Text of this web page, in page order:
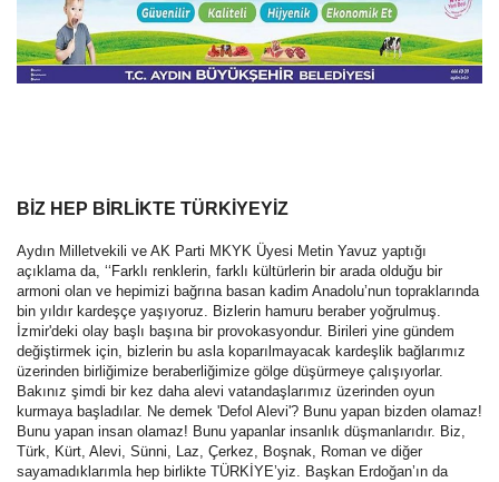
BİZ HEP BİRLİKTE TÜRKİYEYİZ
Aydın Milletvekili ve AK Parti MKYK Üyesi Metin Yavuz yaptığı
açıklama da, ‘‘Farklı renklerin, farklı kültürlerin bir arada olduğu bir
armoni olan ve hepimizi bağrına basan kadim Anadolu’nun topraklarında
bin yıldır kardeşçe yaşıyoruz. Bizlerin hamuru beraber yoğrulmuş.
İzmir'deki olay başlı başına bir provokasyondur. Birileri yine gündem
değiştirmek için, bizlerin bu asla koparılmayacak kardeşlik bağlarımız
üzerinden birliğimize beraberliğimize gölge düşürmeye çalışıyorlar.
Bakınız şimdi bir kez daha alevi vatandaşlarımız üzerinden oyun
kurmaya başladılar. Ne demek 'Defol Alevi'? Bunu yapan bizden olamaz!
Bunu yapan insan olamaz! Bunu yapanlar insanlık düşmanlarıdır. Biz,
Türk, Kürt, Alevi, Sünni, Laz, Çerkez, Boşnak, Roman ve diğer
sayamadıklarımla hep birlikte TÜRKİYE’yiz. Başkan Erdoğan’ın da